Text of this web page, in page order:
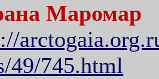
Маромар
49/745.html